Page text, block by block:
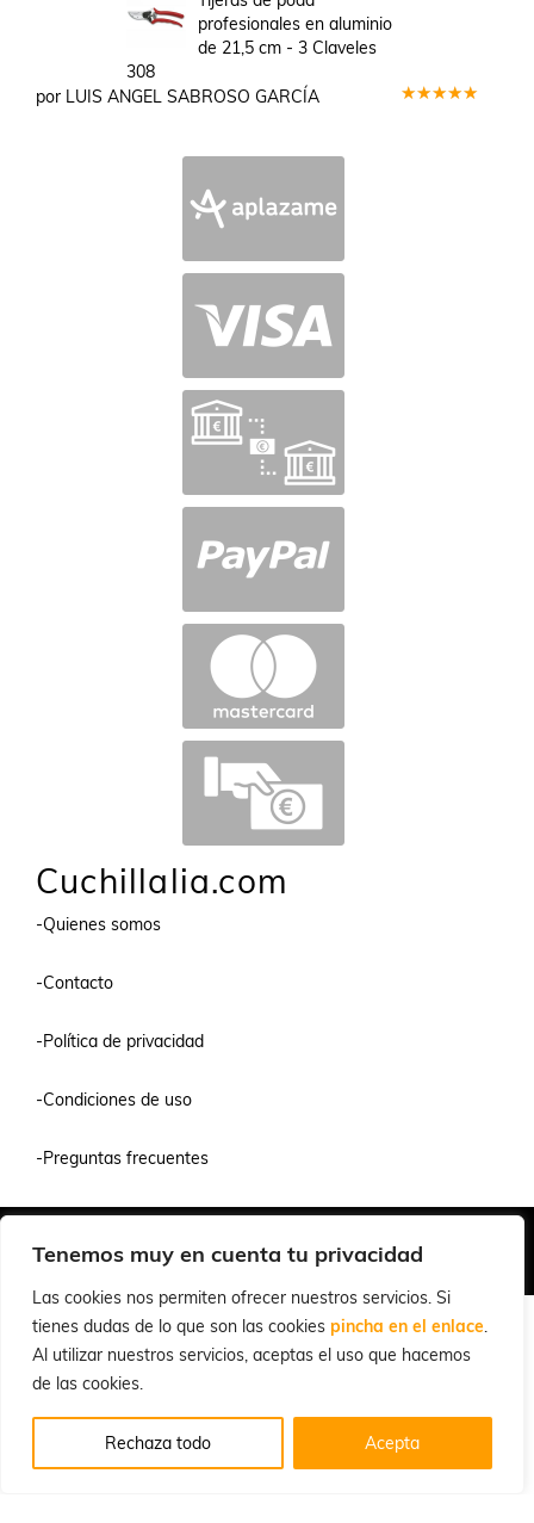
Tenemos muy en cuenta tu privacidad
Las cookies nos permiten ofrecer nuestros servicios. Si
tienes dudas de lo que son las cookies pincha en el enlace.
Al utilizar nuestros servicios, aceptas el uso que hacemos
de las cookies.
Rechaza todo Acepta
profesionales en aluminio
de 21,5 cm - 3 Claveles
308
por LUIS ANGEL SABROSO GARCÍA
Cuchillalia.com
-Quienes somos
-Contacto
-Política de privacidad
-Condiciones de uso
-Preguntas frecuentes
© 2026 Cuchillalia.com